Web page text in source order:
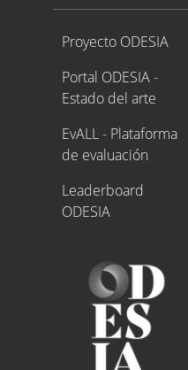
Proyecto ODESIA
Proyecto ODESIA
Portal ODESIA -
Estado del arte
EvALL - Plataforma
de evaluación
Leaderboard
ODESIA